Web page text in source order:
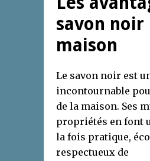
savon noir
maison
Le savon noir est
incontournable
de la maison. Ses
propriétés en font
la fois pratique,
respectueux de